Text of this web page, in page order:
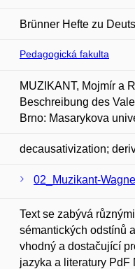
Brünner Hefte zu
Pedagogická fakulta
MUZIKANT, Mojmír a
Beschreibung des
Brno: Masarykova
decausativization;
02_Muzikant-
Text se zabývá
sémantických odstínů
vhodný a dostačující
jazyka a literatury PdF